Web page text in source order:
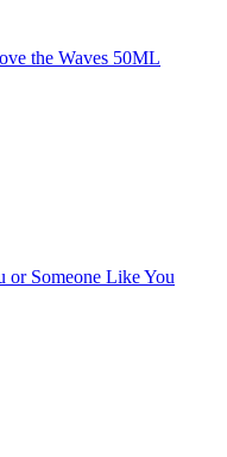
the Waves 50ML
or Someone Like You